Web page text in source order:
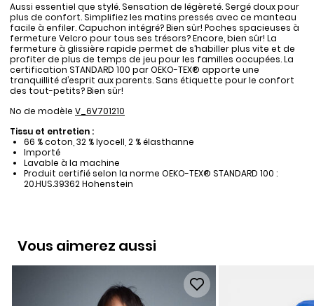
Aussi essentiel que stylé. Sensation de légèreté. Sergé doux pour
plus de confort. Simplifiez les matins pressés avec ce manteau
facile à enfiler. Capuchon intégré? Bien sûr! Poches spacieuses à
fermeture Velcro pour tous ses trésors? Encore, bien sûr! La
fermeture à glissière rapide permet de s’habiller plus vite et de
profiter de plus de temps de jeu pour les familles occupées. La
certification STANDARD 100 par OEKO-TEX® apporte une
tranquillité d’esprit aux parents. Sans étiquette pour le confort
des tout-petits? Bien sûr!
No de modèle V_6V701210
Tissu et entretien :
66 % coton, 32 % lyocell, 2 % élasthanne
Importé
Lavable à la machine
Produit certifié selon la norme OEKO-TEX® STANDARD 100 :
20.HUS.39362 Hohenstein
Vous aimerez aussi